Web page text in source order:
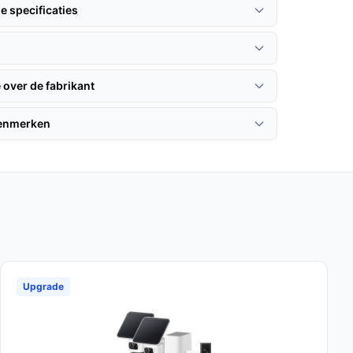
specificaties
over de fabrikant
Upgrade